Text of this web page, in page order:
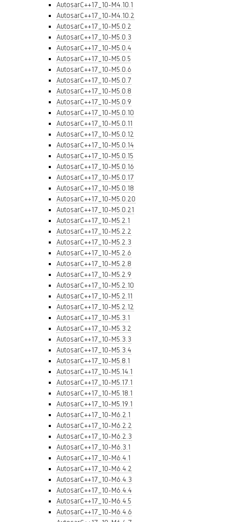
AutosarC++17_10-M4.10.1
AutosarC++17_10-M4.10.2
AutosarC++17_10-M5.0.2
AutosarC++17_10-M5.0.3
AutosarC++17_10-M5.0.4
AutosarC++17_10-M5.0.5
AutosarC++17_10-M5.0.6
AutosarC++17_10-M5.0.7
AutosarC++17_10-M5.0.8
AutosarC++17_10-M5.0.9
AutosarC++17_10-M5.0.10
AutosarC++17_10-M5.0.11
AutosarC++17_10-M5.0.12
AutosarC++17_10-M5.0.14
AutosarC++17_10-M5.0.15
AutosarC++17_10-M5.0.16
AutosarC++17_10-M5.0.17
AutosarC++17_10-M5.0.18
AutosarC++17_10-M5.0.20
AutosarC++17_10-M5.0.21
AutosarC++17_10-M5.2.1
AutosarC++17_10-M5.2.2
AutosarC++17_10-M5.2.3
AutosarC++17_10-M5.2.6
AutosarC++17_10-M5.2.8
AutosarC++17_10-M5.2.9
AutosarC++17_10-M5.2.10
AutosarC++17_10-M5.2.11
AutosarC++17_10-M5.2.12
AutosarC++17_10-M5.3.1
AutosarC++17_10-M5.3.2
AutosarC++17_10-M5.3.3
AutosarC++17_10-M5.3.4
AutosarC++17_10-M5.8.1
AutosarC++17_10-M5.14.1
AutosarC++17_10-M5.17.1
AutosarC++17_10-M5.18.1
AutosarC++17_10-M5.19.1
AutosarC++17_10-M6.2.1
AutosarC++17_10-M6.2.2
AutosarC++17_10-M6.2.3
AutosarC++17_10-M6.3.1
AutosarC++17_10-M6.4.1
AutosarC++17_10-M6.4.2
AutosarC++17_10-M6.4.3
AutosarC++17_10-M6.4.4
AutosarC++17_10-M6.4.5
AutosarC++17_10-M6.4.6